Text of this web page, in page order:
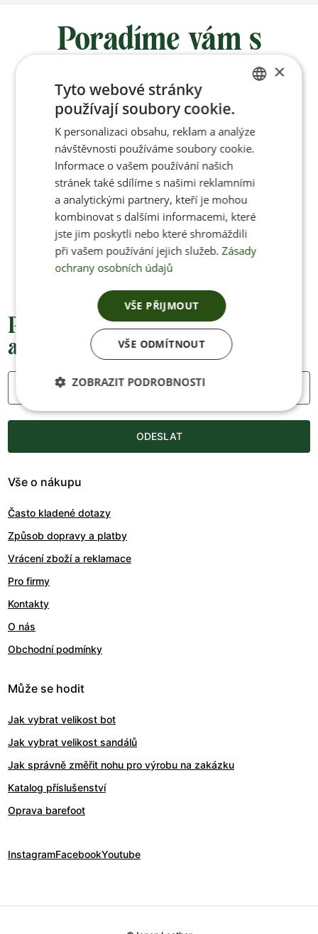
Poradíme vám s
výběrem
Po-Pá 8:00 – 17:00
Jan Pančocha
+420 770 669 100
info@jenonleather.cz
Přednostní informace o soutěžích,
akcích a novinkách
Váš e-mail
ODESLAT
Vše o nákupu
Často kladené dotazy
Způsob dopravy a platby
Vrácení zboží a reklamace
Pro firmy
Kontakty
O nás
Obchodní podmínky
Může se hodit
Jak vybrat velikost bot
Jak vybrat velikost sandálů
Jak správně změřit nohu pro výrobu na zakázku
Katalog příslušenství
Oprava barefoot
InstagramFacebookYoutube
ENGLISH
×
Tyto webové stránky
používají soubory cookie.
K personalizaci obsahu, reklam a analýze
návštěvnosti používáme soubory cookie.
Informace o vašem používání našich
stránek také sdílíme s našimi reklamními
a analytickými partnery, kteří je mohou
kombinovat s dalšími informacemi, které
jste jim poskytli nebo které shromáždili
při vašem používání jejich služeb. Zásady
ochrany osobních údajů
VŠE PŘIJMOUT
VŠE ODMÍTNOUT
ZOBRAZIT PODROBNOSTI